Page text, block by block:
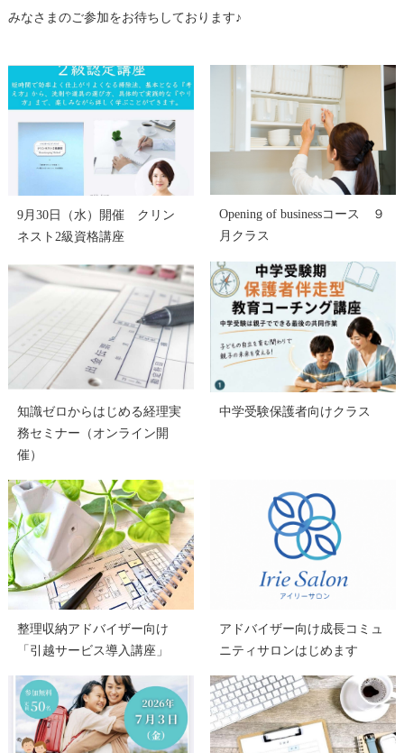
みなさまのご参加をお待ちしております♪
9月30日（水）開催 クリン
ネスト2級資格講座
Opening of businessコース ９
月クラス
知識ゼロからはじめる経理実
務セミナー（オンライン開
催）
中学受験保護者向けクラス
整理収納アドバイザー向け
「引越サービス導入講座」
アドバイザー向け成長コミュ
ニティサロンはじめます